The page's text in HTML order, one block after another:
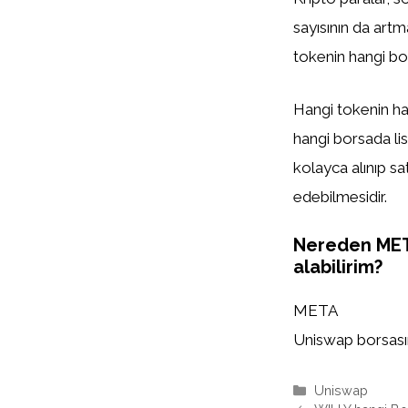
sayısının da
tokenin hangi
Hangi tokenin
hangi borsada
kolayca alınıp
edebilmesidir.
Nereden
alabilirim?
META
Uniswap
Kategoriler
Uniswap